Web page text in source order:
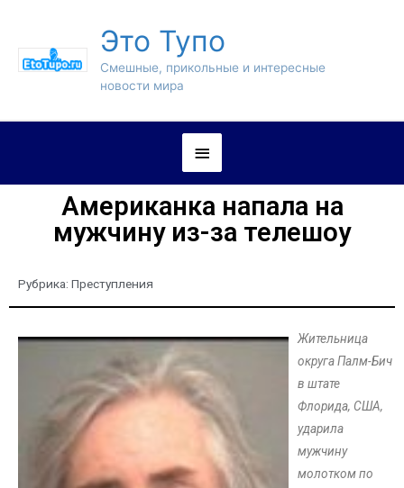
Это Тупо
Смешные, прикольные и интересные
новости мира
Американка напала на
мужчину из-за телешоу
Рубрика: Преступления
Жительница
округа Палм-Бич
в штате
Флорида, США,
ударила
мужчину
молотком по